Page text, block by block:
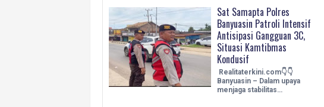
Sat Samapta Polres
Banyuasin Patroli Intensif
Antisipasi Gangguan 3C,
Situasi Kamtibmas
Kondusif
Realitaterkini.com👇👇
Banyuasin – Dalam upaya
menjaga stabilitas…